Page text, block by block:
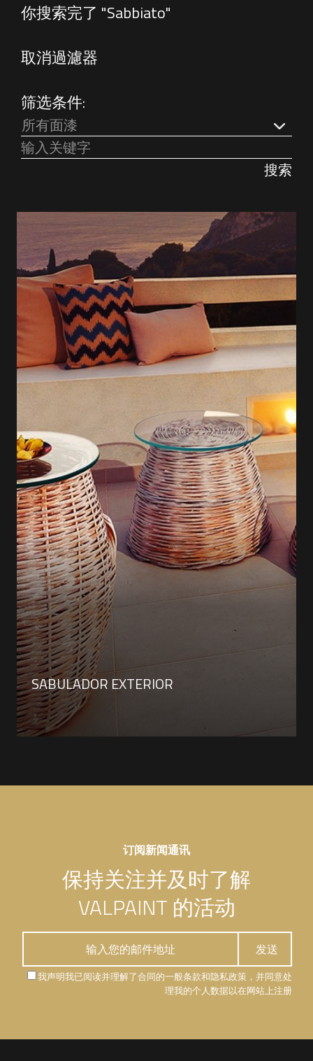
你搜索完了 "Sabbiato"
取消過濾器
筛选条件:
所有面漆
搜索
SABULADOR EXTERIOR
订阅新闻通讯
保持关注并及时了解
VALPAINT 的活动
我声明我已阅读并理解了合同的一般条款和隐私政策，并同意处
理我的个人数据以在网站上注册